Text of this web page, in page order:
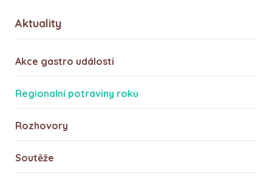
Aktuality
Akce gastro události
Regionalní potraviny roku
Rozhovory
Soutěže